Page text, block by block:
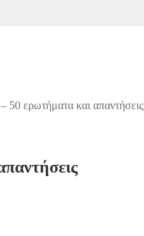
50 ερωτήματα και απαντήσεις